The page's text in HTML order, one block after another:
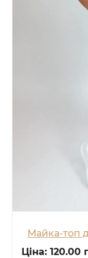
Майка-топ
Ціна: 120.00